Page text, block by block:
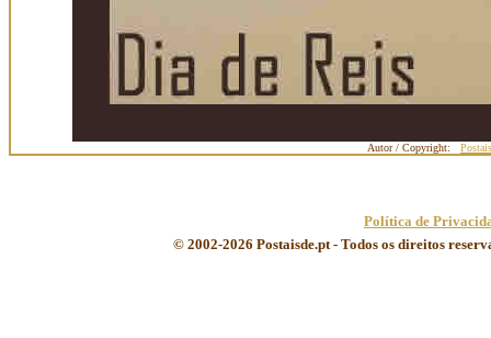
Autor / Copyright:
Política de
© 2002-2026 Postaisde.pt - Todos os direitos